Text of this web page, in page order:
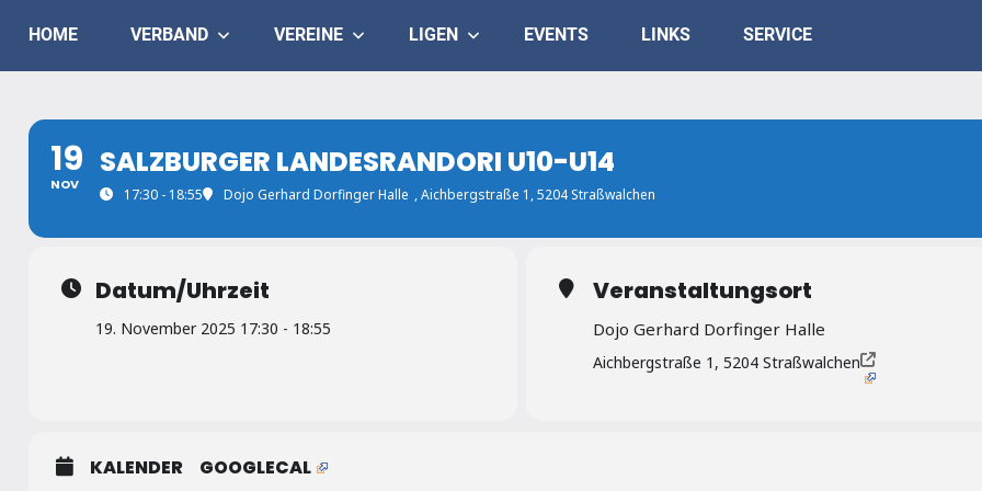
content
Judo
Salzburg
HOME VERBAND VEREINE LIGEN EVENTS LINKS SERVICE
19
NOV
SALZBURGER LANDESRANDORI U10-U14
17:30 - 18:55 Dojo Gerhard Dorfinger Halle , Aichbergstraße 1, 5204 Straßwalchen
Datum/Uhrzeit
19. November 2025 17:30 - 18:55
Veranstaltungsort
Dojo Gerhard Dorfinger Halle
Aichbergstraße 1, 5204 Straßwalchen
KALENDER GOOGLECAL